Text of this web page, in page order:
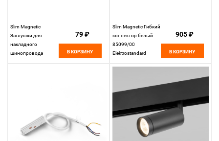
Slim Magnetic
Заглушки для
накладного
шинопровода
79 ₽
В КОРЗИНУ
Slim Magnetic Гибкий
коннектор белый
85099/00
Elektrostandard
905 ₽
В КОРЗИНУ